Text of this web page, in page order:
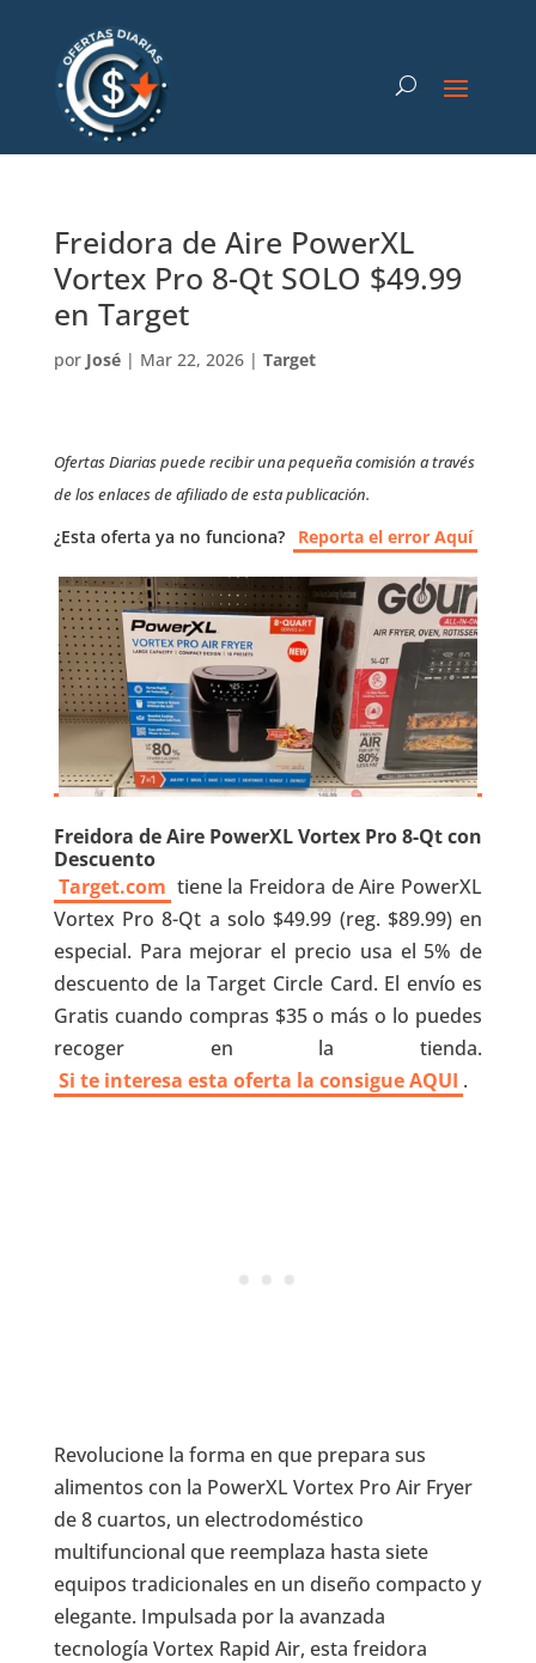
Freidora de Aire PowerXL
Vortex Pro 8-Qt SOLO $49.99
en Target
por José| Mar 22, 2026| Target
Ofertas Diarias puede recibir una pequeña comisión a través
de los enlaces de afiliado de esta publicación.
¿Esta oferta ya no funciona? Reporta el error Aquí
Freidora de Aire PowerXL Vortex Pro 8-Qt con
Descuento
Target.com tiene la Freidora de Aire PowerXL
Vortex Pro 8-Qt a solo $49.99 (reg. $89.99) en
especial. Para mejorar el precio usa el 5% de
descuento de la Target Circle Card. El envío es
Gratis cuando compras $35 o más o lo puedes
recoger en la tienda.
Si te interesa esta oferta la consigue AQUI .
Revolucione la forma en que prepara sus
alimentos con la PowerXL Vortex Pro Air Fryer
de 8 cuartos, un electrodoméstico
multifuncional que reemplaza hasta siete
equipos tradicionales en un diseño compacto y
elegante. Impulsada por la avanzada
tecnología Vortex Rapid Air, esta freidora